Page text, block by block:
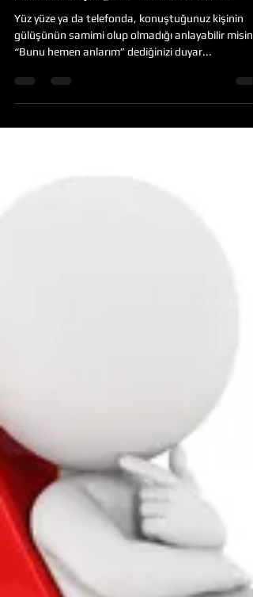
Ses Gerçeğin Habercisidir.
Yüz yüze ya da telefonda, konuştuğunuz kişinin
gülüşünün samimi olup olmadığı anlayabilir
“Bunu hemen anlarım” dediğinizi duyar...